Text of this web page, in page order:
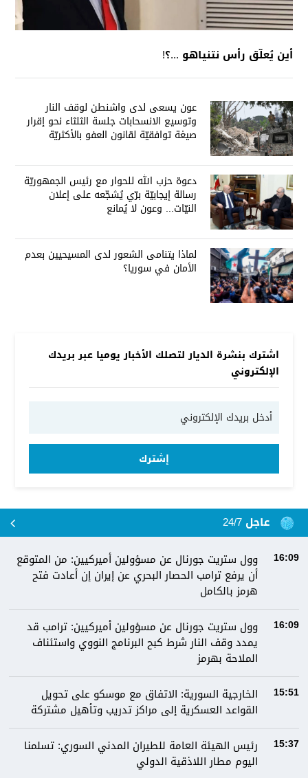
أين يُعلّق رأس نتنياهو ...؟!
عون يسعى لدى واشنطن لوقف النار
وتوسيع الانسحابات جلسة الثلثاء نحو إقرار
صيغة توافقيّة لقانون العفو بالأكثريّة
دعوة حزب الله للحوار مع رئيس الجمهوريّة
رسالة إيجابيّة برّي يُشجّعه على إعلان
النيّات... وعون لا يُمانع
لماذا يتنامى الشعور لدى المسيحيين بعدم
الأمان في سوريا؟
اشترك بنشرة الديار لتصلك الأخبار يوميا عبر بريدك
الإلكتروني
إشترك
عاجل 24/7
16:09
وول ستريت جورنال عن مسؤولين أميركيين: من المتوقع
أن يرفع ترامب الحصار البحري عن إيران إن أعادت فتح
هرمز بالكامل
16:09
وول ستريت جورنال عن مسؤولين أميركيين: ترامب قد
يمدد وقف النار شرط كبح البرنامج النووي واستئناف
الملاحة بهرمز
15:51
الخارجية السورية: الاتفاق مع موسكو على تحويل
القواعد العسكرية إلى مراكز تدريب وتأهيل مشتركة
15:37
رئيس الهيئة العامة للطيران المدني السوري: تسلمنا
اليوم مطار اللاذقية الدولي